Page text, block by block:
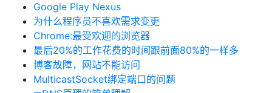
Google Play Nexus
为什么程序员不喜欢需求变更
Chrome:最受欢迎的浏览器
最后20%的工作花费的时间跟前面80%的一样多
博客故障，网站不能访问
MulticastSocket绑定端口的问题